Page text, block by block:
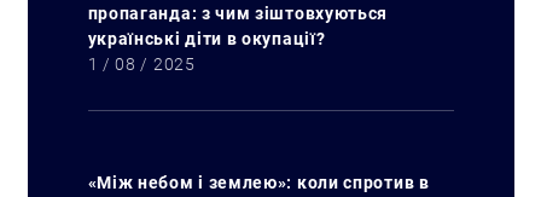
пропаганда: з чим зіштовхуються
українські діти в окупації?
1 / 08 / 2025
«Між небом і землею»: коли спротив в